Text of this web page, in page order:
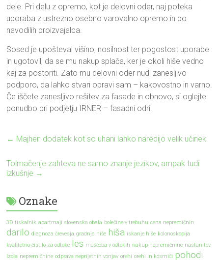
dele. Pri delu z opremo, kot je delovni oder, naj poteka
uporaba z ustrezno osebno varovalno opremo in po
navodilih proizvajalca.
Sosed je upošteval višino, nosilnost ter pogostost uporabe
in ugotovil, da se mu nakup splača, ker je okoli hiše vedno
kaj za postoriti. Zato mu delovni oder nudi zanesljivo
podporo, da lahko stvari opravi sam – kakovostno in varno.
Če iščete zanesljivo rešitev za fasade in obnovo, si oglejte
ponudbo pri podjetju IRNER – fasadni odri.
← Majhen dodatek kot so uhani lahko naredijo velik učinek
Tolmačenje zahteva ne samo znanje jezikov, ampak tudi
izkušnje →
Oznake
3D tiskalnik apartmaji slovenska obala bolečine v trebuhu cena nepremičnin
darilo diagnoza črevesja gradnja hiše hiša iskanje hiše kolonoskopija
kvalitetno čistilo za odtoke les maščoba v odtokih nakup nepremičnine nastanitev
Izola nepremičnine odprava neprijetnih vonjav orehi orehi in kosmiči pohodi